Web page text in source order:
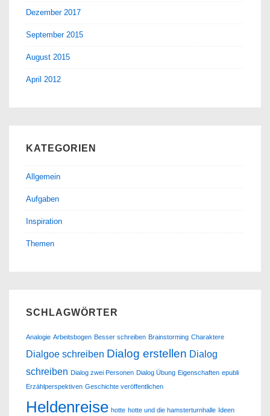
Dezember 2017
September 2015
August 2015
April 2012
KATEGORIEN
Allgemein
Aufgaben
Inspiration
Themen
SCHLAGWÖRTER
Analogie Arbeitsbogen Besser schreiben Brainstorming Charaktere
Dialgoe schreiben Dialog erstellen Dialog
schreiben Dialog zwei Personen Dialog Übung Eigenschaften epubli
Erzählperspektiven Geschichte veröffentlichen
Heldenreise hotte hotte und die hamsterturnhalle Ideen